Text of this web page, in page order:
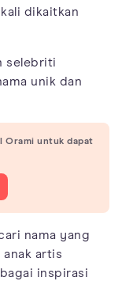
dikaitkan
selebriti
unik dan
Orami untuk dapat
nama yang
artis
inspirasi